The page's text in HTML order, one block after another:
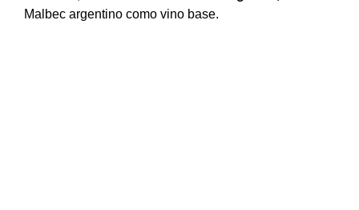
Malbec argentino como vino base.